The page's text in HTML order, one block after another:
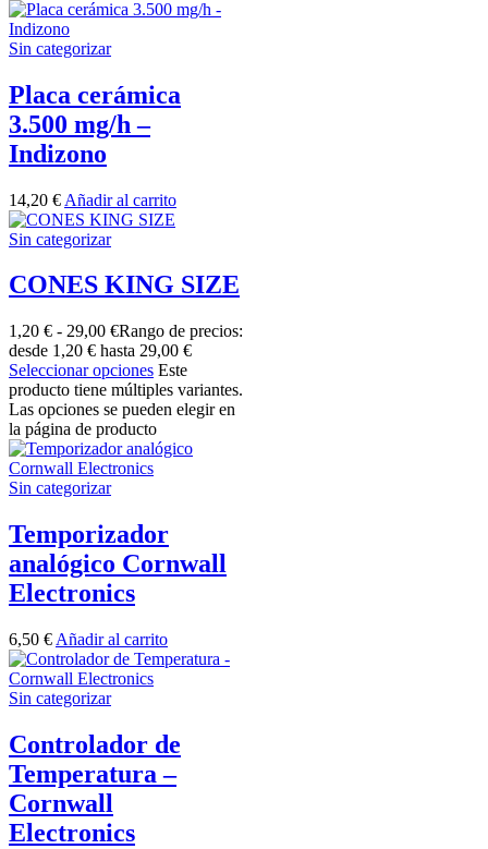
Sin categorizar
Placa cerámica
3.500 mg/h –
Indizono
14,20 € Añadir al carrito
Sin categorizar
CONES KING SIZE
1,20 € - 29,00 €Rango de precios:
desde 1,20 € hasta 29,00 €
Seleccionar opciones Este
producto tiene múltiples variantes.
Las opciones se pueden elegir en
la página de producto
Sin categorizar
Temporizador
analógico Cornwall
Electronics
6,50 € Añadir al carrito
Sin categorizar
Controlador de
Temperatura –
Cornwall
Electronics